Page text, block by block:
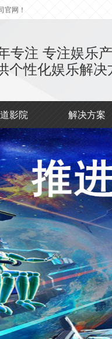
官网！
专注 专注娱乐
个性化娱乐解决
影院 解决方案